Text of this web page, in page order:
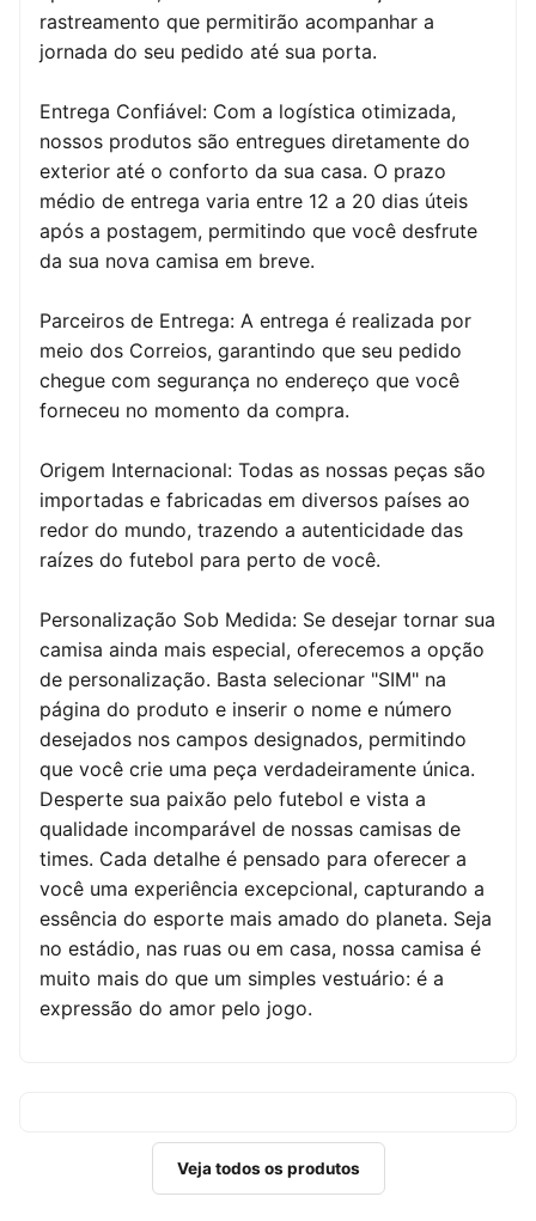
rastreamento que permitirão acompanhar a
jornada do seu pedido até sua porta.
Entrega Confiável: Com a logística otimizada,
nossos produtos são entregues diretamente do
exterior até o conforto da sua casa. O prazo
médio de entrega varia entre 12 a 20 dias úteis
após a postagem, permitindo que você desfrute
da sua nova camisa em breve.
Parceiros de Entrega: A entrega é realizada por
meio dos Correios, garantindo que seu pedido
chegue com segurança no endereço que você
forneceu no momento da compra.
Origem Internacional: Todas as nossas peças são
importadas e fabricadas em diversos países ao
redor do mundo, trazendo a autenticidade das
raízes do futebol para perto de você.
Personalização Sob Medida: Se desejar tornar sua
camisa ainda mais especial, oferecemos a opção
de personalização. Basta selecionar "SIM" na
página do produto e inserir o nome e número
desejados nos campos designados, permitindo
que você crie uma peça verdadeiramente única.
Desperte sua paixão pelo futebol e vista a
qualidade incomparável de nossas camisas de
times. Cada detalhe é pensado para oferecer a
você uma experiência excepcional, capturando a
essência do esporte mais amado do planeta. Seja
no estádio, nas ruas ou em casa, nossa camisa é
muito mais do que um simples vestuário: é a
expressão do amor pelo jogo.
Veja todos os produtos